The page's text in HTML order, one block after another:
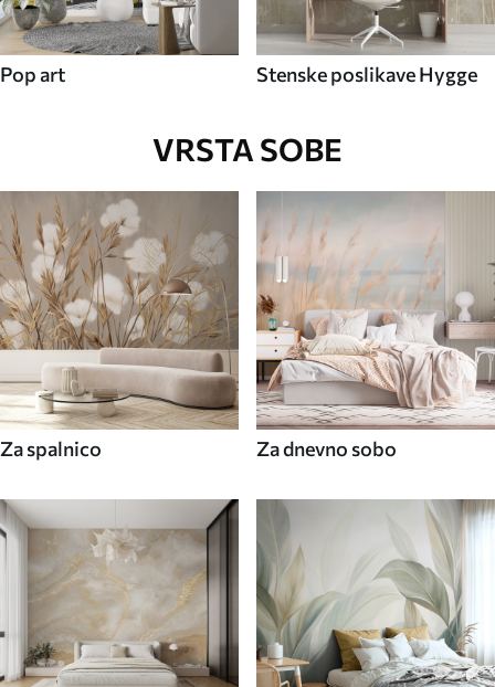
Pop art Stenske poslikave Hygge
VRSTA SOBE
Za spalnico Za dnevno sobo